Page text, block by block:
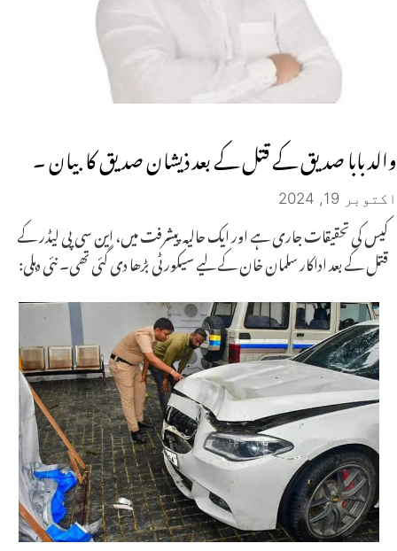
والد بابا صدیق کے قتل کے بعد ذیشان صدیق کا بیان ۔
اکتوبر 19, 2024
کیس کی تحقیقات جاری ہے اور ایک حالیہ پیشرفت میں، این سی پی لیڈر کے
قتل کے بعد اداکار سلمان خان کے لیے سیکورٹی بڑھا دی گئی تھی۔ نئی دہلی: